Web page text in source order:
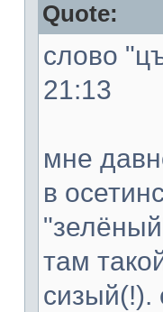
Quote:
слово
21:13
мне
в
там
сизый(!).